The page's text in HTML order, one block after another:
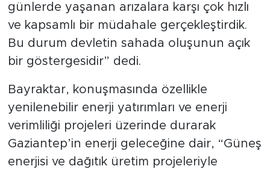
günlerde yaşanan arızalara karşı çok hızlı
ve kapsamlı bir müdahale gerçekleştirdik.
Bu durum devletin sahada oluşunun açık
bir göstergesidir” dedi.
Bayraktar, konuşmasında özellikle
yenilenebilir enerji yatırımları ve enerji
verimliliği projeleri üzerinde durarak
Gaziantep’in enerji geleceğine dair, “Güneş
enerjisi ve dağıtık üretim projeleriyle